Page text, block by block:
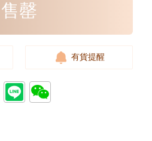
售罄
有貨提醒